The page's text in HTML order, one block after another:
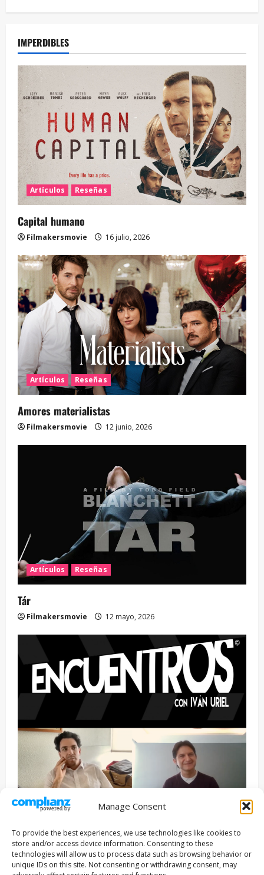
Manage Consent
To provide the best experiences, we use technologies like cookies to
store and/or access device information. Consenting to these
technologies will allow us to process data such as browsing behavior or
unique IDs on this site. Not consenting or withdrawing consent, may
IMPERDIBLES
Artículos Reseñas
Capital humano
Filmakersmovie 16 julio, 2026
Artículos Reseñas
Amores materialistas
Filmakersmovie 12 junio, 2026
Artículos Reseñas
Tár
Filmakersmovie 12 mayo, 2026
Entrevista Series
ENCUENTROS CON IVÁN URIEL T3E22: JUAN PATRICIO
RIVEROLL
Filmakersmovie 5 mayo, 2026